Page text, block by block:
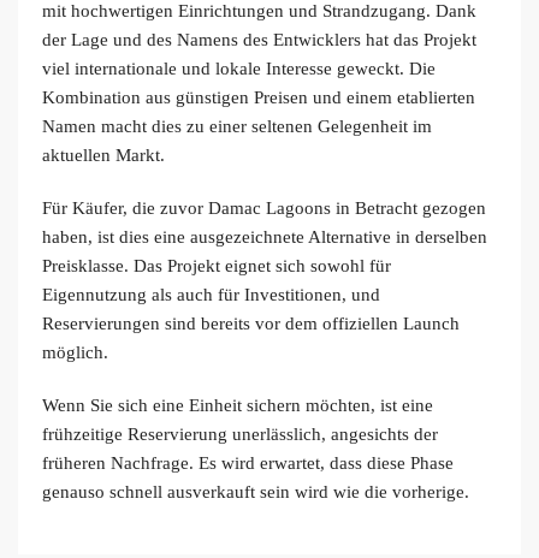
mit hochwertigen Einrichtungen und Strandzugang. Dank
der Lage und des Namens des Entwicklers hat das Projekt
viel internationale und lokale Interesse geweckt. Die
Kombination aus günstigen Preisen und einem etablierten
Namen macht dies zu einer seltenen Gelegenheit im
aktuellen Markt.
Für Käufer, die zuvor Damac Lagoons in Betracht gezogen
haben, ist dies eine ausgezeichnete Alternative in derselben
Preisklasse. Das Projekt eignet sich sowohl für
Eigennutzung als auch für Investitionen, und
Reservierungen sind bereits vor dem offiziellen Launch
möglich.
Wenn Sie sich eine Einheit sichern möchten, ist eine
frühzeitige Reservierung unerlässlich, angesichts der
früheren Nachfrage. Es wird erwartet, dass diese Phase
genauso schnell ausverkauft sein wird wie die vorherige.